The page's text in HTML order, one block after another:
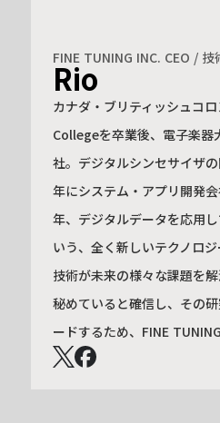
FINE TUNING INC. CEO / 技
Rio
カナダ・ブリティッシュコ
Collegeを卒業後、電子楽器
社。デジタルシンセサイザ
年にシステム・アプリ開発
年、デジタルデータを応用
いう、全く新しいテクノロ
技術が未来の様々な課題を
秘めていると確信し、その
ードするため、FINE